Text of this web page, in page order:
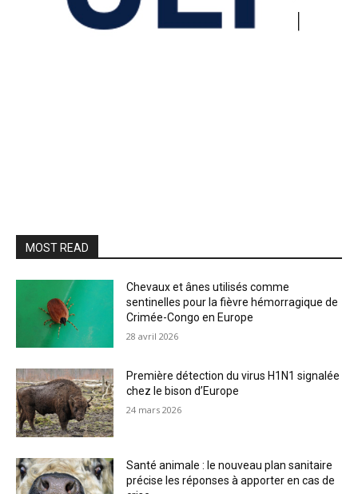
MOST READ
Chevaux et ânes utilisés comme
sentinelles pour la fièvre hémorragique de
Crimée-Congo en Europe
28 avril 2026
Première détection du virus H1N1 signalée
chez le bison d’Europe
24 mars 2026
Santé animale : le nouveau plan sanitaire
précise les réponses à apporter en cas de